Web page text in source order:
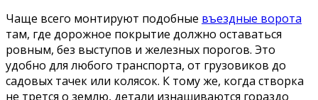
Чаще всего монтируют подобные въездные ворота
там, где дорожное покрытие должно оставаться
ровным, без выступов и железных порогов. Это
удобно для любого транспорта, от грузовиков до
садовых тачек или колясок. К тому же, когда створка
не трется о землю, детали изнашиваются гораздо